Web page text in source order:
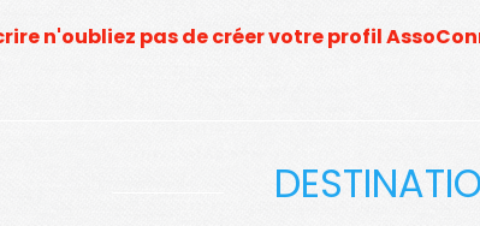
n'oubliez pas de créer votre profil